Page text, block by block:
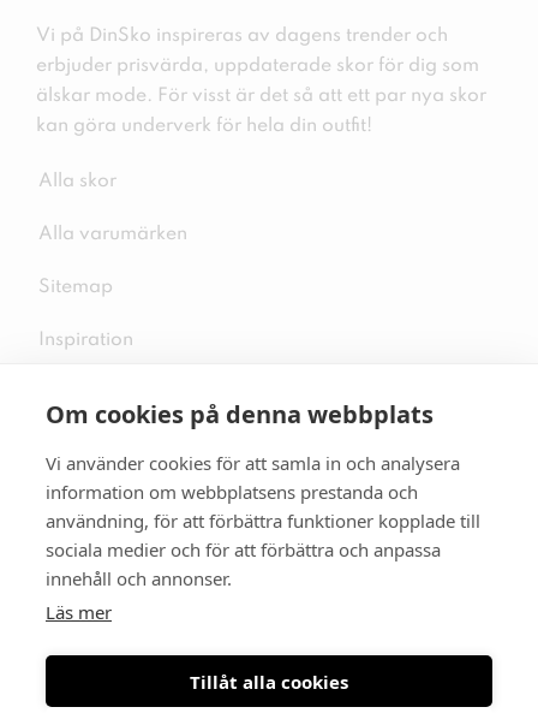
Om cookies på denna webbplats
Vi använder cookies för att samla in och analysera
information om webbplatsens prestanda och
användning, för att förbättra funktioner kopplade till
sociala medier och för att förbättra och anpassa
innehåll och annonser.
Läs mer
Tillåt alla cookies
Vi på DinSko inspireras av dagens trender och
erbjuder prisvärda, uppdaterade skor för dig som
älskar mode. För visst är det så att ett par nya skor
kan göra underverk för hela din outfit!
Alla skor
Alla varumärken
Sitemap
Inspiration
Följ oss på sociala medier
Se mer skor: skopunkten.se